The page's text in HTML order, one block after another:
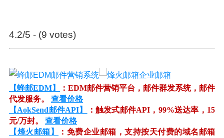
4.2/5 - (9 votes)
【蜂邮EDM】
：EDM邮件营销平台，邮件群发系统，邮件
代发服务。 查看价格
【AokSend邮件API】
：触发式邮件API，99%送达率，15
元/万封。 查看价格
【烽火邮箱】
：免费企业邮箱，支持按天付费的域名邮箱